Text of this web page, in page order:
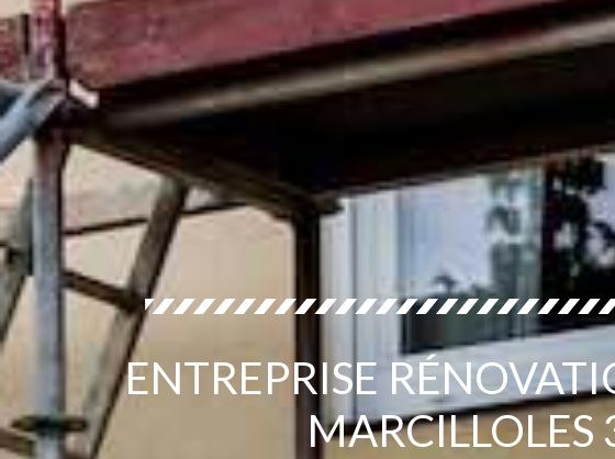
ENTREPRISE
MARCILLOLES